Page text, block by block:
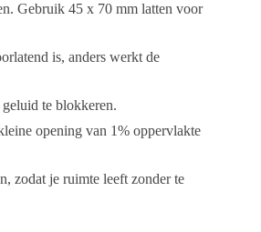
Gebruik 45 x 70 mm latten voor
is, anders werkt de
te blokkeren.
opening van 1% oppervlakte
zodat je ruimte leeft zonder te